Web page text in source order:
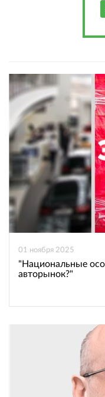
01 ноября 2025
"Национальные
авторынок?"